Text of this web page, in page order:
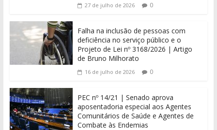
27 de julho de 2026 0
Falha na inclusão de pessoas com
deficiência no serviço público e o
Projeto de Lei nº 3168/2026 | Artigo
de Bruno Milhorato
16 de julho de 2026 0
PEC nº 14/21 | Senado aprova
aposentadoria especial aos Agentes
Comunitários de Saúde e Agentes de
Combate às Endemias